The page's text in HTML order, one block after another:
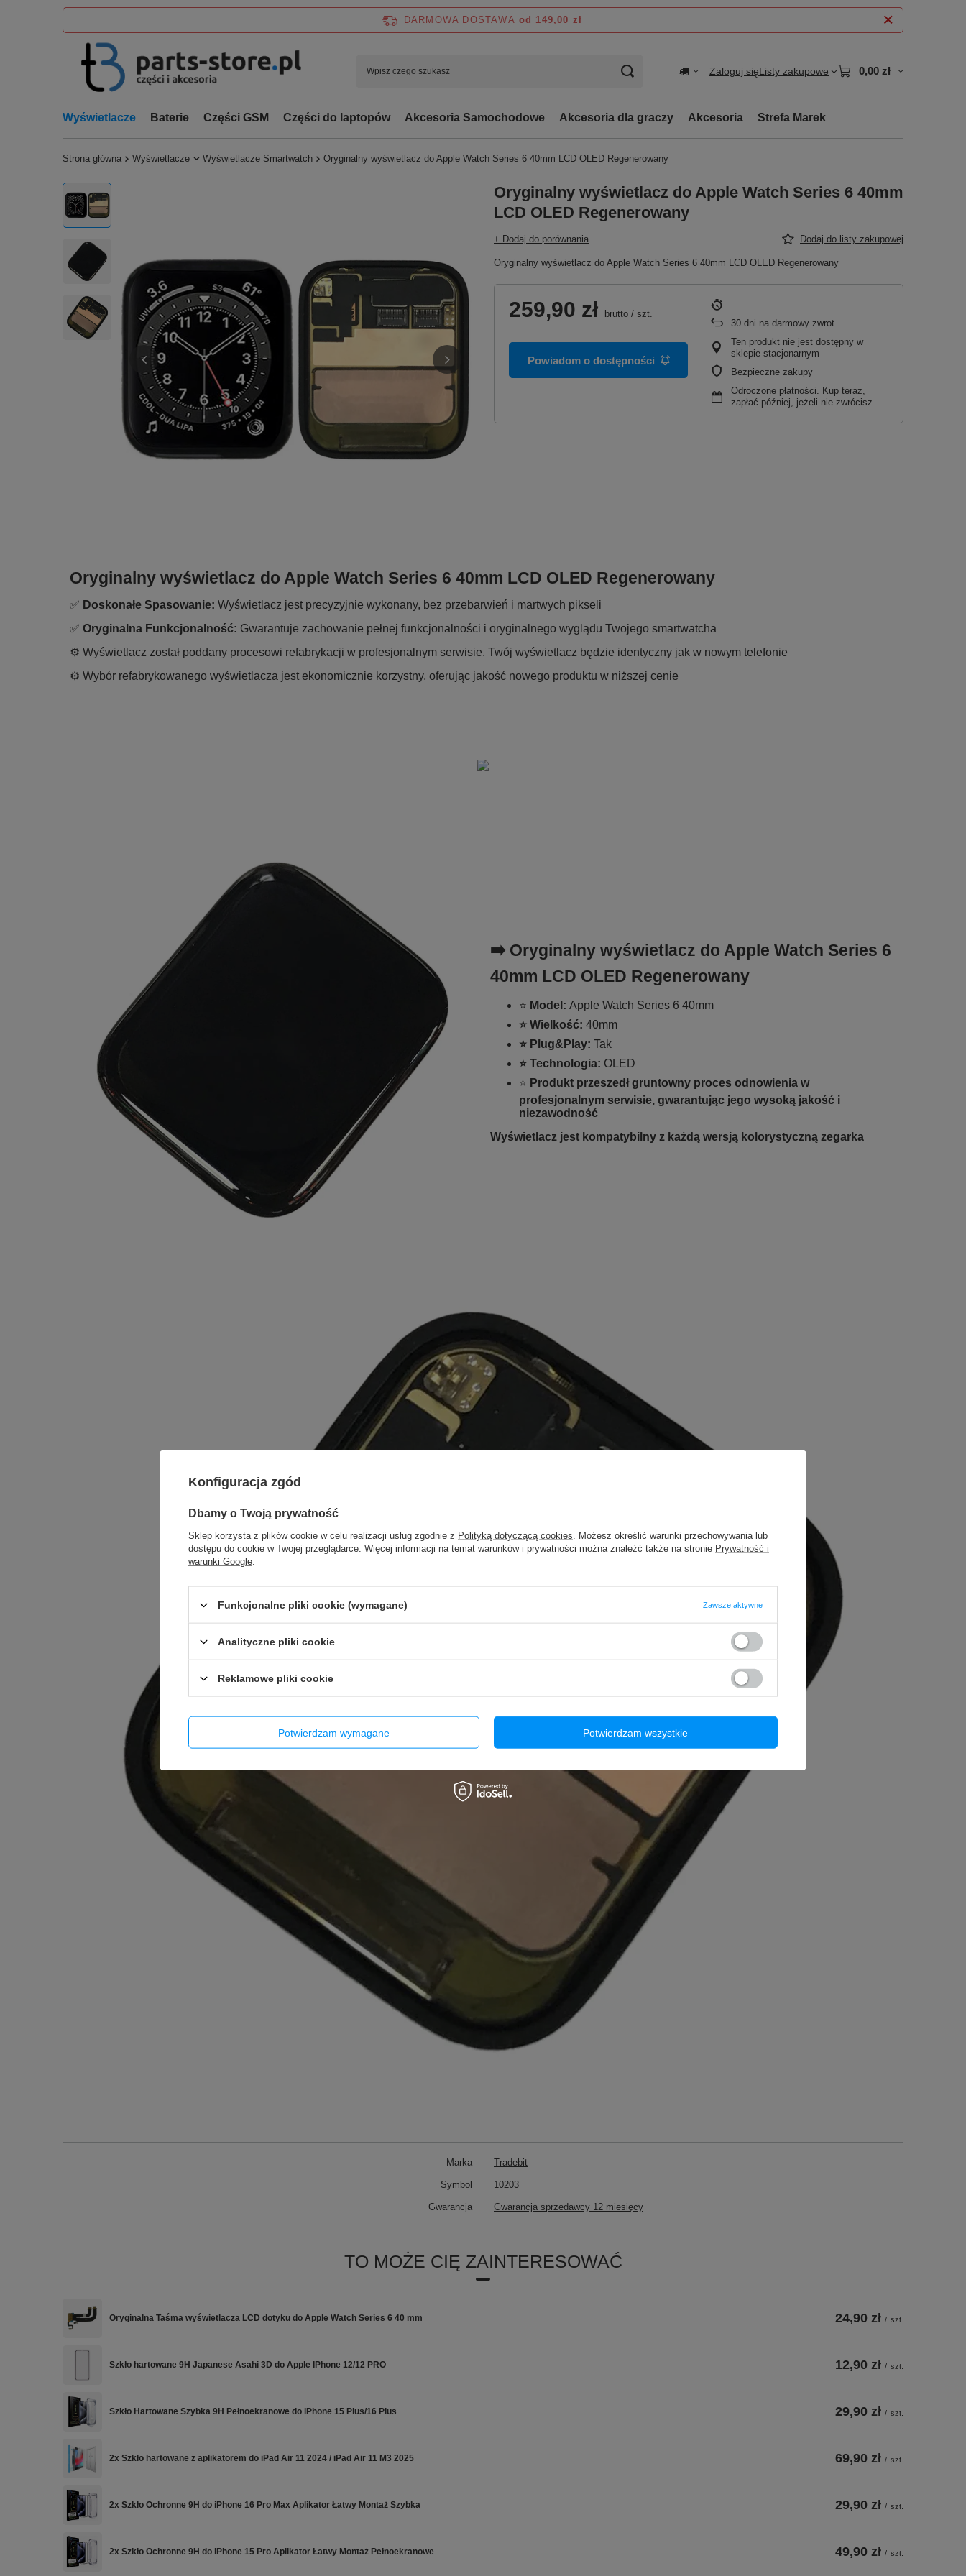
DARMOWA DOSTAWA od 149,00 zł
Zaloguj sięListy zakupowe 0,00 zł
Wyświetlacze Baterie Części GSM Części do laptopów Akcesoria Samochodowe Akcesoria dla graczy Akcesoria Strefa Marek
Strona główna Wyświetlacze Wyświetlacze Smartwatch Oryginalny wyświetlacz do Apple Watch Series 6 40mm LCD OLED Regenerowany
Oryginalny wyświetlacz do Apple Watch Series 6 40mm
LCD OLED Regenerowany
+ Dodaj do porównania Dodaj do listy zakupowej
Oryginalny wyświetlacz do Apple Watch Series 6 40mm LCD OLED Regenerowany
259,90 zł brutto / szt.
Powiadom o dostępności
30 dni na darmowy zwrot
Ten produkt nie jest dostępny w
sklepie stacjonarnym
Bezpieczne zakupy
Odroczone płatności. Kup teraz,
zapłać później, jeżeli nie zwrócisz
Oryginalny wyświetlacz do Apple Watch Series 6 40mm LCD OLED Regenerowany
✅ Doskonałe Spasowanie: Wyświetlacz jest precyzyjnie wykonany, bez przebarwień i martwych pikseli
✅ Oryginalna Funkcjonalność: Gwarantuje zachowanie pełnej funkcjonalności i oryginalnego wyglądu Twojego smartwatcha
⚙️ Wyświetlacz został poddany procesowi refabrykacji w profesjonalnym serwisie. Twój wyświetlacz będzie identyczny jak w nowym telefonie
⚙️ Wybór refabrykowanego wyświetlacza jest ekonomicznie korzystny, oferując jakość nowego produktu w niższej cenie
➡️ Oryginalny wyświetlacz do Apple Watch Series 6
40mm LCD OLED Regenerowany
⭐ Model: Apple Watch Series 6 40mm
⭐ Wielkość: 40mm
⭐ Plug&Play: Tak
⭐ Technologia: OLED
⭐ Produkt przeszedł gruntowny proces odnowienia w
profesjonalnym serwisie, gwarantując jego wysoką jakość i
niezawodność
Wyświetlacz jest kompatybilny z każdą wersją kolorystyczną zegarka
Marka Tradebit
Symbol 10203
Gwarancja Gwarancja sprzedawcy 12 miesięcy
TO MOŻE CIĘ ZAINTERESOWAĆ
Oryginalna Taśma wyświetlacza LCD dotyku do Apple Watch Series 6 40 mm 24,90 zł / szt.
Szkło hartowane 9H Japanese Asahi 3D do Apple IPhone 12/12 PRO 12,90 zł / szt.
Szkło Hartowane Szybka 9H Pełnoekranowe do iPhone 15 Plus/16 Plus 29,90 zł / szt.
2x Szkło hartowane z aplikatorem do iPad Air 11 2024 / iPad Air 11 M3 2025 69,90 zł / szt.
2x Szkło Ochronne 9H do iPhone 16 Pro Max Aplikator Łatwy Montaż Szybka 29,90 zł / szt.
2x Szkło Ochronne 9H do iPhone 15 Pro Aplikator Łatwy Montaż Pełnoekranowe 49,90 zł / szt.
Konfiguracja zgód
Dbamy o Twoją prywatność
Sklep korzysta z plików cookie w celu realizacji usług zgodnie z Polityką dotyczącą cookies . Możesz określić warunki przechowywania lub
dostępu do cookie w Twojej przeglądarce. Więcej informacji na temat warunków i prywatności można znaleźć także na stronie Prywatność i
warunki Google
Funkcjonalne pliki cookie (wymagane) Zawsze aktywne
Analityczne pliki cookie
Reklamowe pliki cookie
Potwierdzam wymagane Potwierdzam wszystkie